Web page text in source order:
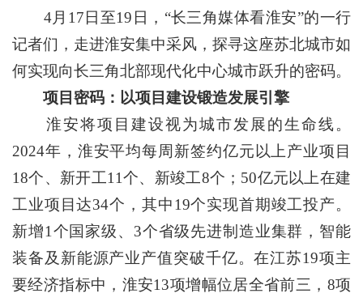
4月17日至19日，“长三角媒体看淮安”的一行
记者们，走进淮安集中采风，探寻这座苏北城市如
何实现向长三角北部现代化中心城市跃升的密码。
项目密码：以项目建设锻造发展引擎
淮安将项目建设视为城市发展的生命线。
2024年，淮安平均每周新签约亿元以上产业项目
18个、新开工11个、新竣工8个；50亿元以上在建
工业项目达34个，其中19个实现首期竣工投产。
新增1个国家级、3个省级先进制造业集群，智能
装备及新能源产业产值突破千亿。在江苏19项主
要经济指标中，淮安13项增幅位居全省前三，8项